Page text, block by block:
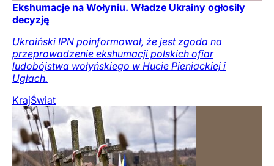
Ekshumacje na Wołyniu. Władze Ukrainy ogłosiły
decyzję
Ukraiński IPN poinformował, że jest zgoda na
przeprowadzenie ekshumacji polskich ofiar
ludobójstwa wołyńskiego w Hucie Pieniackiej i
Ugłach.
KrajŚwiat